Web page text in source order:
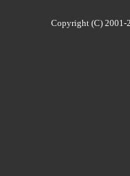
Copyright (C) 2001-